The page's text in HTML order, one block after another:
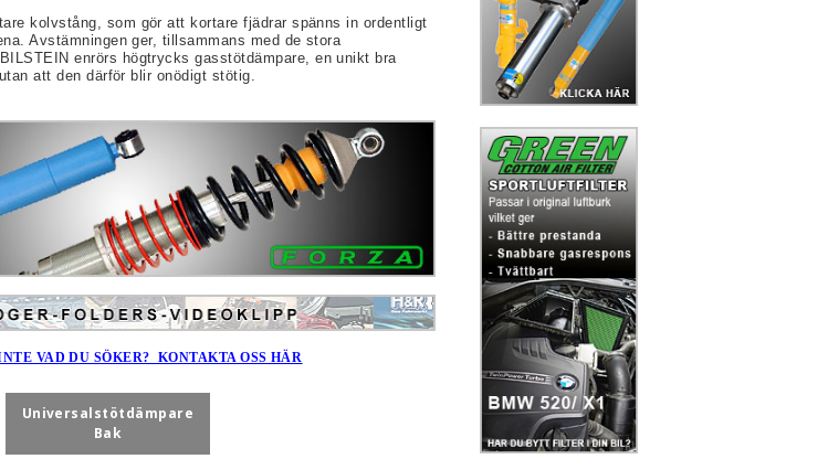
kolvstång, som gör att kortare fjädrar spänns in ordentligt
Avstämningen ger, tillsammans med de stora
enrörs högtrycks gasstötdämpare, en unikt bra
att den därför blir onödigt stötig.
VAD DU SÖKER? KONTAKTA OSS HÄR
Universalstötdämpare
Bak